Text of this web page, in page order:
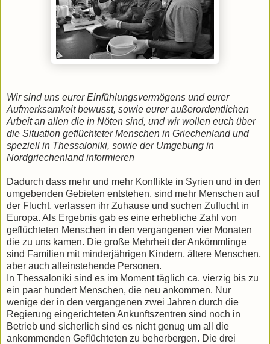
Wir sind uns eurer Einfühlungsvermögens und eurer
Aufmerksamkeit bewusst, sowie eurer außerordentlichen
Arbeit an allen die in Nöten sind, und wir wollen euch über
die Situation geflüchteter Menschen in Griechenland und
speziell in Thessaloniki, sowie der Umgebung in
Nordgriechenland informieren
Dadurch dass mehr und mehr Konflikte in Syrien und in den
umgebenden Gebieten entstehen, sind mehr Menschen auf
der Flucht, verlassen ihr Zuhause und suchen Zuflucht in
Europa. Als Ergebnis gab es eine erhebliche Zahl von
geflüchteten Menschen in den vergangenen vier Monaten
die zu uns kamen. Die große Mehrheit der Ankömmlinge
sind Familien mit minderjährigen Kindern, ältere Menschen,
aber auch alleinstehende Personen.
In Thessaloniki sind es im Moment täglich ca. vierzig bis zu
ein paar hundert Menschen, die neu ankommen. Nur
wenige der in den vergangenen zwei Jahren durch die
Regierung eingerichteten Ankunftszentren sind noch in
Betrieb und sicherlich sind es nicht genug um all die
ankommenden Geflüchteten zu beherbergen. Die drei